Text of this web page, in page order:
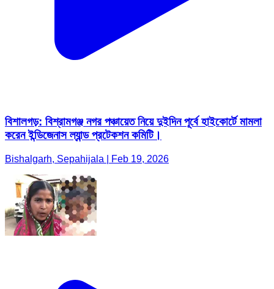
বিশালগড়: বিশ্রামগঞ্জ নগর পঞ্চায়েত নিয়ে দুইদিন পূর্বে হাইকোর্টে মামলা
করেন ইন্ডিজেনাস ল্যান্ড প্রটেকশন কমিটি।
Bishalgarh, Sepahijala | Feb 19, 2026